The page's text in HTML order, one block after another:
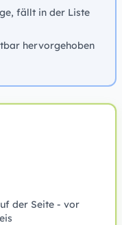
fällt in der Liste
hervorgehoben
der Seite - vor